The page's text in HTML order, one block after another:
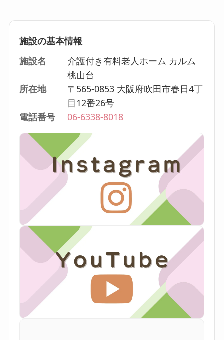
施設の基本情報
施設名
介護付き有料老人ホーム カルム
桃山台
所在地
〒565-0853 大阪府吹田市春日4丁
目12番26号
電話番号
06-6338-8018